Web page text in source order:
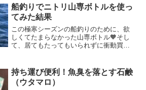
でパンパン。右腕、ワクチンでパンパ
ン。両腕ガンダムにな...
船釣りでニトリ山専ボトルを使っ
てみた結果
この極寒シーズンの船釣りのために、欲
しくてたまらなかった山専ボトル🧡そし
て、居てもたってもいられずに衝動買い
トルを持参したので、本日は使用感につ
いて記載したいと思います...
持ち運び便利！魚臭を落とす石鹸
（ウタマロ）